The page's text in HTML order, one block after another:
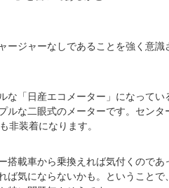
ージャーなしであることを強く意識
な「日産エコメーター」になってい
ルな二眼式のメーターです。センタ
非装着になります。
搭載車から乗換えれば気付くのであ
ば気にならないかも。ということで